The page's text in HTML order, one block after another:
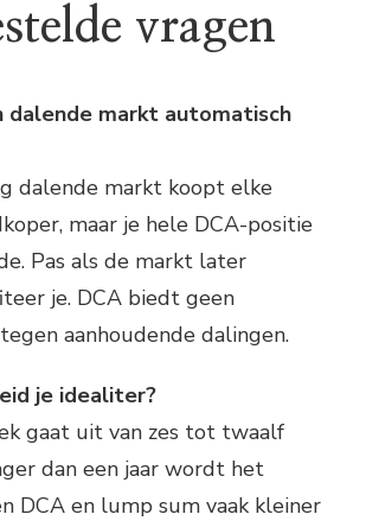
vragen
dalende markt automatisch
dalende markt koopt elke
maar je hele DCA-positie
Pas als de markt later
je. DCA biedt geen
aanhoudende dalingen.
je idealiter?
gaat uit van zes tot twaalf
dan een jaar wordt het
DCA en lump sum vaak kleiner